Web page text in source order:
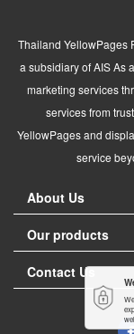
Thailand YellowPages
a subsidiary of AIS As
marketing services
services from
YellowPages and
service
About Us
Our products
Contact Us